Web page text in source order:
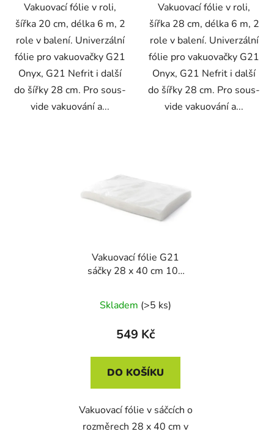
Vakuovací fólie v roli,
šířka 20 cm, délka 6 m, 2
role v balení. Univerzální
fólie pro vakuovačky G21
Onyx, G21 Nefrit i další
do šířky 28 cm. Pro sous-
vide vakuování a...
Vakuovací fólie v roli,
šířka 28 cm, délka 6 m, 2
role v balení. Univerzální
fólie pro vakuovačky G21
Onyx, G21 Nefrit i další
do šířky 28 cm. Pro sous-
vide vakuování a...
Vakuovací fólie G21
sáčky 28 x 40 cm 100
Skladem (>5 ks)
549 Kč
DO KOŠÍKU
Vakuovací fólie v sáčcích o
rozměrech 28 x 40 cm v